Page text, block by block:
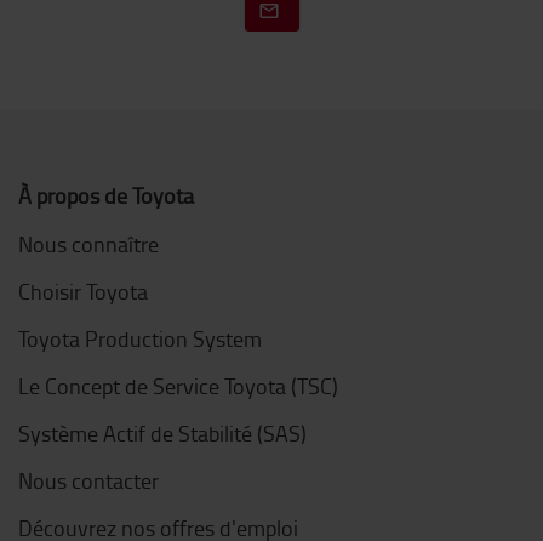
À propos de Toyota
Nous connaître
Choisir Toyota
Toyota Production System
Le Concept de Service Toyota (TSC)
Système Actif de Stabilité (SAS)
Nous contacter
Découvrez nos offres d'emploi